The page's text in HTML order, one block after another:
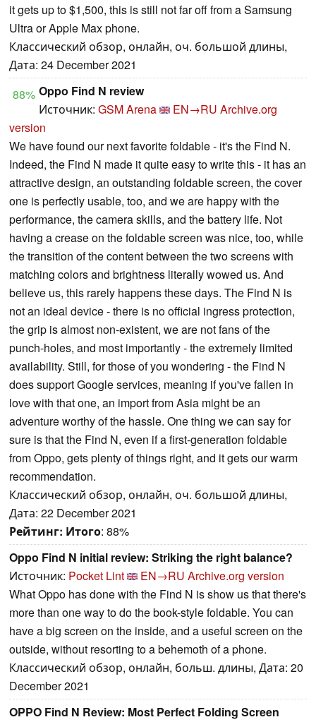
it gets up to $1,500, this is still not far off from a Samsung
Ultra or Apple Max phone.
Классический обзор, онлайн, оч. большой длины,
Дата: 24 December 2021
88% Oppo Find N review
Источник: GSM Arena EN→RU Archive.org
version
We have found our next favorite foldable - it's the Find N.
Indeed, the Find N made it quite easy to write this - it has an
attractive design, an outstanding foldable screen, the cover
one is perfectly usable, too, and we are happy with the
performance, the camera skills, and the battery life. Not
having a crease on the foldable screen was nice, too, while
the transition of the content between the two screens with
matching colors and brightness literally wowed us. And
believe us, this rarely happens these days. The Find N is
not an ideal device - there is no official ingress protection,
the grip is almost non-existent, we are not fans of the
punch-holes, and most importantly - the extremely limited
availability. Still, for those of you wondering - the Find N
does support Google services, meaning if you've fallen in
love with that one, an import from Asia might be an
adventure worthy of the hassle. One thing we can say for
sure is that the Find N, even if a first-generation foldable
from Oppo, gets plenty of things right, and it gets our warm
recommendation.
Классический обзор, онлайн, оч. большой длины,
Дата: 22 December 2021
Рейтинг: Итого: 88%
Oppo Find N initial review: Striking the right balance?
Источник: Pocket Lint EN→RU Archive.org version
What Oppo has done with the Find N is show us that there's
more than one way to do the book-style foldable. You can
have a big screen on the inside, and a useful screen on the
outside, without resorting to a behemoth of a phone.
Классический обзор, онлайн, больш. длины, Дата: 20
December 2021
OPPO Find N Review: Most Perfect Folding Screen